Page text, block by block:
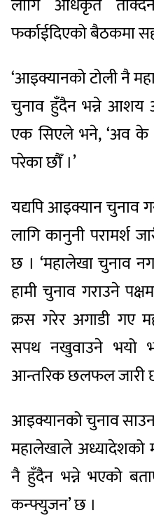
फर्काईदिएको बैठकमा
‘आइक्यानको टोली नै
चुनाव हुँदैन भन्ने आशय
एक सिएले भने, ‘अव के
परेका छौँ ।’
यद्यपि आइक्यान चुनाव
लागि कानुनी परामर्श
छ । ‘महालेखा चुनाव
हामी चुनाव गराउने
क्रस गरेर अगाडी गए
सपथ नखुवाउने भयो
आन्तरिक छलफल जारी
आइक्यानको चुनाव
महालेखाले अध्यादेशको
नै हुँदैन भन्ने भएको
कन्फ्युजन’ छ ।